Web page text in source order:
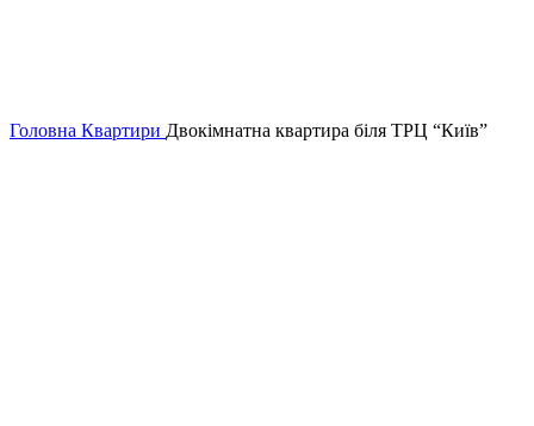
Головна Квартири Двокімнатна квартира біля ТРЦ “Київ”